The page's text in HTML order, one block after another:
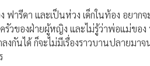
ารีดา และเป็นห่วง เด็กในท้อง อยาก
วของฝ่ายผู้หญิง และไม่รู้ว่าพ่อแม่ของ
กันได้ ก็จะไม่มีเรื่องราวบานปลายม